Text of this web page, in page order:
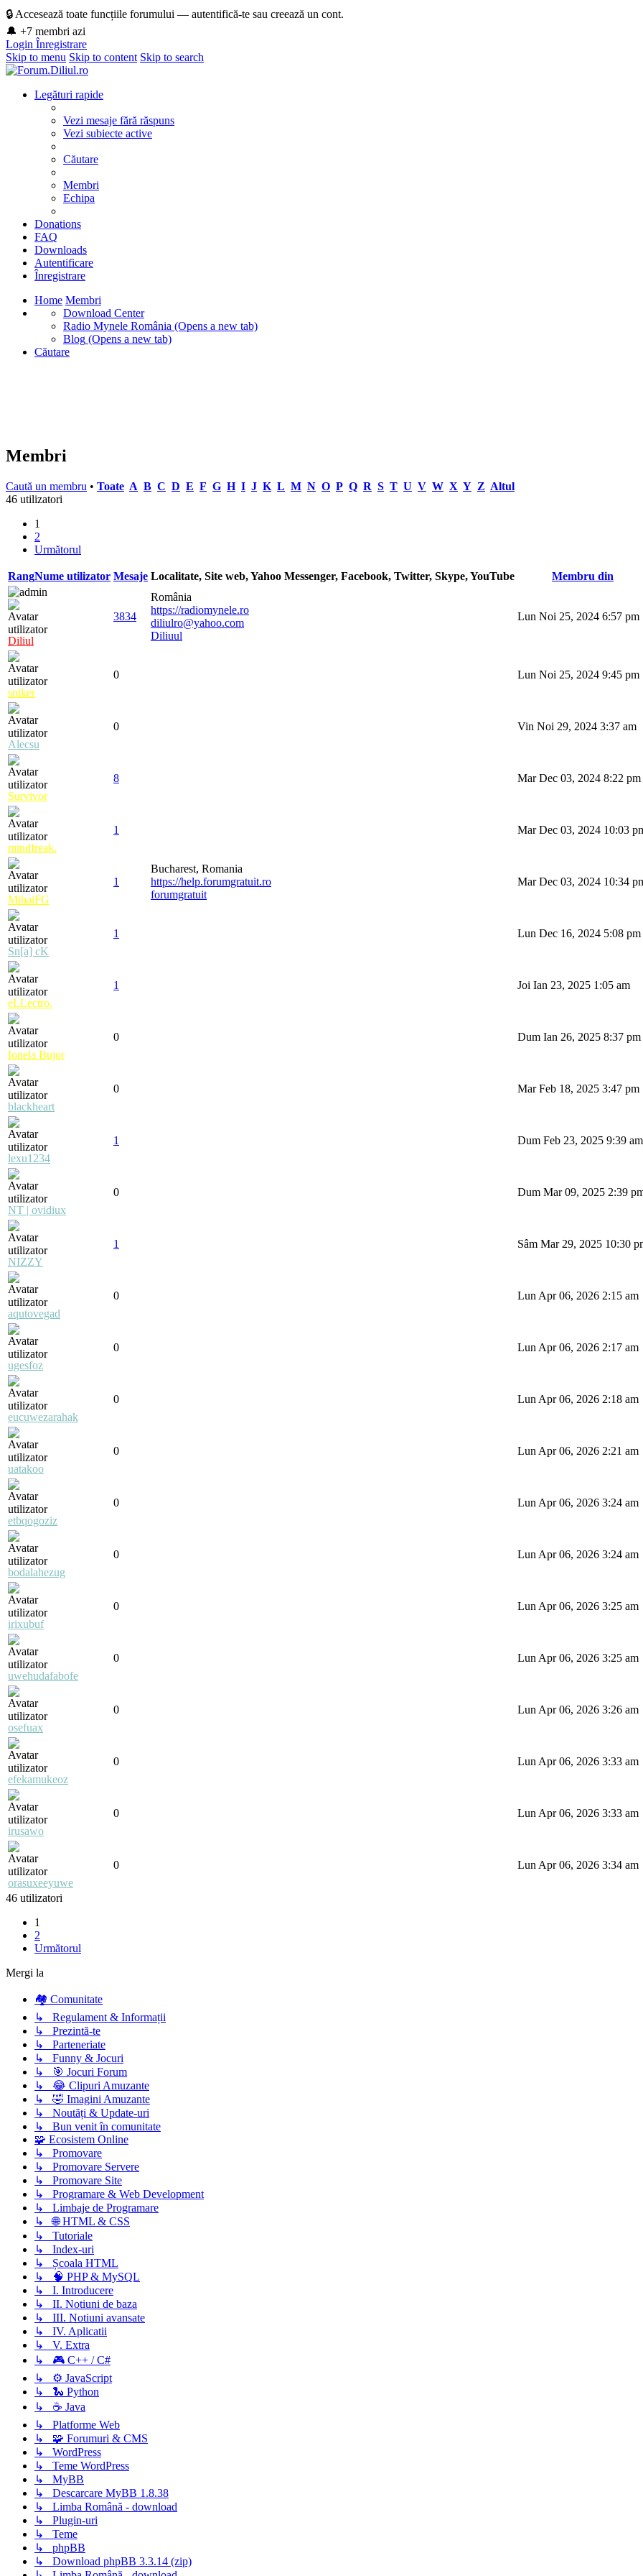
🔒 Accesează toate funcțiile forumului — autentifică-te sau creează un cont.
🔔 +7 membri azi
Login Înregistrare
Skip to menu Skip to content Skip to search
Legături rapide
Vezi mesaje fără răspuns
Vezi subiecte active
Căutare
Membri
Echipa
Donations
FAQ
Downloads
Autentificare
Înregistrare
Home Membri
Download Center
Radio Mynele România (Opens a new tab)
Blog (Opens a new tab)
Căutare
Membri
Caută un membru • Toate A B C D E F G H I J K L M N O P Q R S T U V W X Y Z Altul
46 utilizatori
1
2
Următorul
RangNume utilizator Mesaje Localitate, Site web, Yahoo Messenger, Facebook, Twitter, Skype, YouTube Membru din
Diliul
3834
România
https://radiomynele.ro
diliulro@yahoo.com
Diliuul
Lun Noi 25, 2024 6:57 pm
sniker
0 Lun Noi 25, 2024 9:45 pm
Alecsu
0 Vin Noi 29, 2024 3:37 am
Survivor
8 Mar Dec 03, 2024 8:22 pm
mindfreak.
1 Mar Dec 03, 2024 10:03
MihaiFG
1
Bucharest, Romania
https://help.forumgratuit.ro
forumgratuit
Mar Dec 03, 2024 10:34
Sn[a] cK
1 Lun Dec 16, 2024 5:08 pm
eLLectro.
1 Joi Ian 23, 2025 1:05 am
Ionela Bujor
0 Dum Ian 26, 2025 8:37 pm
blackheart
0 Mar Feb 18, 2025 3:47 pm
lexu1234
1 Dum Feb 23, 2025 9:39 am
NT | ovidiux
0 Dum Mar 09, 2025 2:39
NIZZY
1 Sâm Mar 29, 2025 10:30
aqutovegad
0 Lun Apr 06, 2026 2:15 am
ugesfoz
0 Lun Apr 06, 2026 2:17 am
eucuwezarahak
0 Lun Apr 06, 2026 2:18 am
uatakoo
0 Lun Apr 06, 2026 2:21 am
etbqogoziz
0 Lun Apr 06, 2026 3:24 am
bodalahezug
0 Lun Apr 06, 2026 3:24 am
irixubuf
0 Lun Apr 06, 2026 3:25 am
uwehudafabofe
0 Lun Apr 06, 2026 3:25 am
osefuax
0 Lun Apr 06, 2026 3:26 am
efekamukeoz
0 Lun Apr 06, 2026 3:33 am
irusawo
0 Lun Apr 06, 2026 3:33 am
orasuxeeyuwe
0 Lun Apr 06, 2026 3:34 am
46 utilizatori
1
2
Următorul
Mergi la
🏘️ Comunitate
↳ Regulament & Informații
↳ Prezintă-te
↳ Parteneriate
↳ Funny & Jocuri
↳ 🎯 Jocuri Forum
↳ 😂 Clipuri Amuzante
↳ 🤣 Imagini Amuzante
↳ Noutăți & Update-uri
↳ Bun venit în comunitate
🧩 Ecosistem Online
↳ Promovare
↳ Promovare Servere
↳ Promovare Site
↳ Programare & Web Development
↳ Limbaje de Programare
↳ 🌐 HTML & CSS
↳ Tutoriale
↳ Index-uri
↳ Școala HTML
↳ 🧠 PHP & MySQL
↳ I. Introducere
↳ II. Notiuni de baza
↳ III. Notiuni avansate
↳ IV. Aplicatii
↳ V. Extra
↳ 🎮 C++ / C#
↳ ⚙️ JavaScript
↳ 🐍 Python
↳ ☕ Java
↳ Platforme Web
↳ 🧩 Forumuri & CMS
↳ WordPress
↳ Teme WordPress
↳ MyBB
↳ Descarcare MyBB 1.8.38
↳ Limba Română - download
↳ Plugin-uri
↳ Teme
↳ phpBB
↳ Download phpBB 3.3.14 (zip)